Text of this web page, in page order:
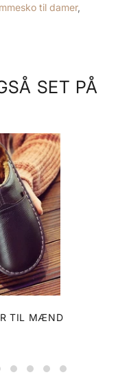
til damer,
SET PÅ
TIL MÆND